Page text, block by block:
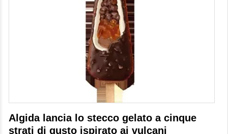
Algida lancia lo stecco gelato a cinque
strati di gusto ispirato ai vulcani